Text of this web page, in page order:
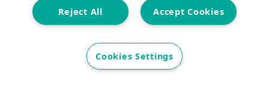
Innovación sostenible y gestos sencillos para una
vida más green
Accept Cookies
Reject All
Cookies Settings